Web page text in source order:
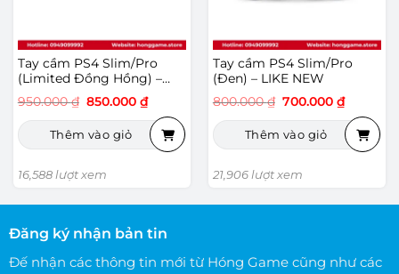
Tay cầm PS4 Slim/Pro
(Limited Đồng Hồng) –
LIKE NEW
950.000₫ Giá
là:
950.000 ₫.
850.000 ₫Giá
hiện
tại
là:
850.000 ₫.
Thêm vào giỏ
16,588 lượt xem
Tay cầm PS4 Slim/Pro
(Đen) – LIKE NEW
800.000₫ Giá
là:
800.000 ₫.
700.000 ₫Giá
hiện
tại
là:
700.000
Thêm vào giỏ
21,906 lượt xem
Đăng ký nhận bản tin
Đế nhận các thông tin mới từ Hóng Game cũng như các